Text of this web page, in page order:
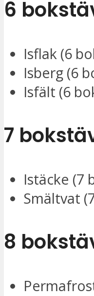
6
Isflak (6
Isberg (6
Isfält (6
7
Istäcke (7
Smältvat
8